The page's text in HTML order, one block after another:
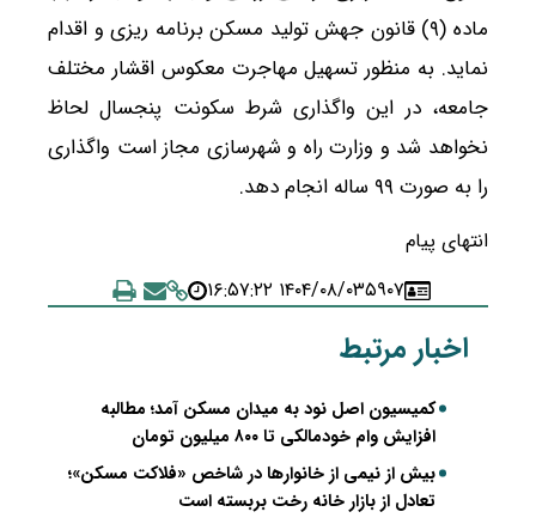
ماده (۹) قانون جهش تولید مسکن برنامه ریزی و اقدام
نماید. به منظور تسهیل مهاجرت معکوس اقشار مختلف
جامعه، در این واگذاری شرط سکونت پنج­سال لحاظ
نخواهد شد و وزارت راه و شهرسازی مجاز است واگذاری
را به صورت ۹۹ ساله انجام دهد.
انتهای پیام
۵۹۰۷۱۴۰۴/۰۸/۰۳ ۱۶:۵۷:۲۲
اخبار مرتبط
کمیسیون اصل نود به میدان مسکن آمد؛ مطالبه
افزایش وام خودمالکی تا ۸۰۰ میلیون تومان
بیش از نیمی از خانوارها در شاخص «فلاکت مسکن»؛
تعادل از بازار خانه رخت بربسته است